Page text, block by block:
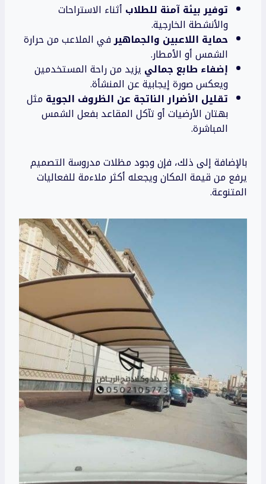
توفير بيئة آمنة للطلابأثناء الاستراحات
والأنشطة الخارجية.
حماية اللاعبين والجماهيرفي الملاعب من حرارة
الشمس أو الأمطار.
إضفاء طابع جمالي يزيد من راحة المستخدمين
ويعكس صورة إيجابية عن المنشأة.
تقليل الأضرار الناتجة عن الظروف الجوية مثل
بهتان الأرضيات أو تآكل المقاعد بفعل الشمس
المباشرة.
بالإضافة إلى ذلك، فإن وجود مظلات مدروسة التصميم
يرفع من قيمة المكان ويجعله أكثر ملاءمة للفعاليات
المتنوعة.